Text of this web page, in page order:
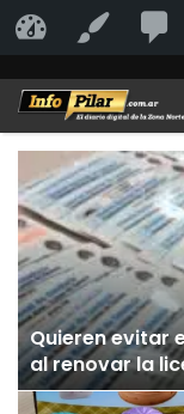
Quieren evitar
al renovar la
InfoPilar